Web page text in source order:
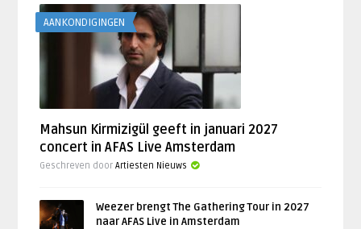
AANKONDIGINGEN
Mahsun Kirmizigül geeft in januari 2027
concert in AFAS Live Amsterdam
Geschreven doorArtiesten Nieuws
Weezer brengt The Gathering Tour in 2027
naar AFAS Live in Amsterdam